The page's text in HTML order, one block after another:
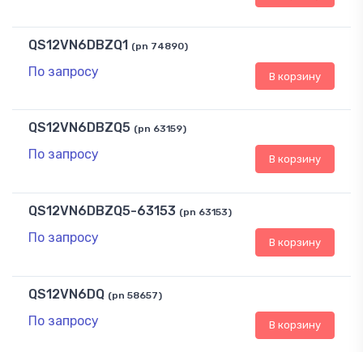
QS12VN6DBZQ1 (pn 74890)
По запросу В корзину
QS12VN6DBZQ5 (pn 63159)
По запросу В корзину
QS12VN6DBZQ5-63153 (pn 63153)
По запросу В корзину
QS12VN6DQ (pn 58657)
По запросу В корзину